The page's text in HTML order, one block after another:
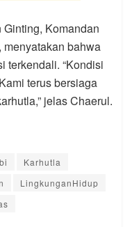
Komandan
bahwa
terkendali. “Kondisi
terus bersiaga
jelas Chaerul.
Karhutla
LingkunganHidup